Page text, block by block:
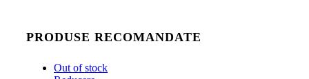
PRODUSE RECOMANDATE
Out of stock